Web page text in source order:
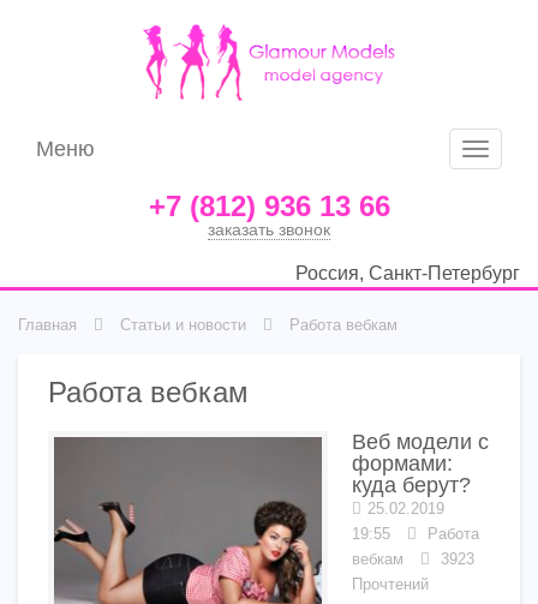
Меню
Меню
+7 (812) 936 13 66
заказать звонок
Россия, Санкт-Петербург
Главная Статьи и новости Работа вебкам
Работа вебкам
Веб модели с
формами:
куда берут?
25.02.2019
19:55
Работа
вебкам
3923
Прочтений